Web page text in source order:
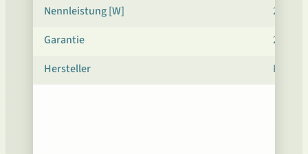
Nennleistung [W]
250
Garantie
24
Hersteller
POL-